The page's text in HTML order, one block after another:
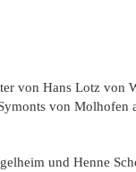
von Hans Lotz
von Molhofen
und Henne